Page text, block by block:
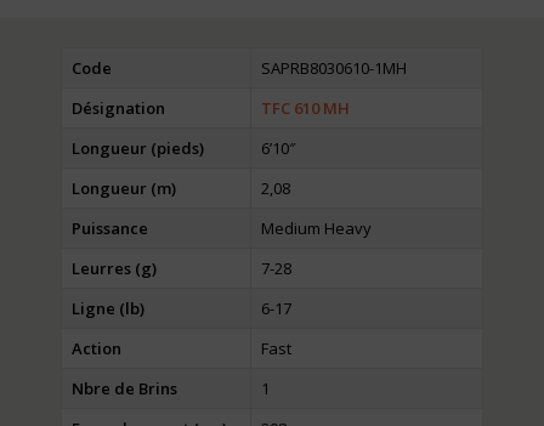
Code
SAPRB8030610-1MH
Désignation
TFC 610 MH
Longueur (pieds)
6’10″
Longueur (m)
2,08
Puissance
Medium Heavy
Leurres (g)
7-28
Ligne (lb)
6-17
Action
Fast
Nbre de Brins
1